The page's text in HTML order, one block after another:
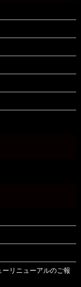
リニューアルのご報